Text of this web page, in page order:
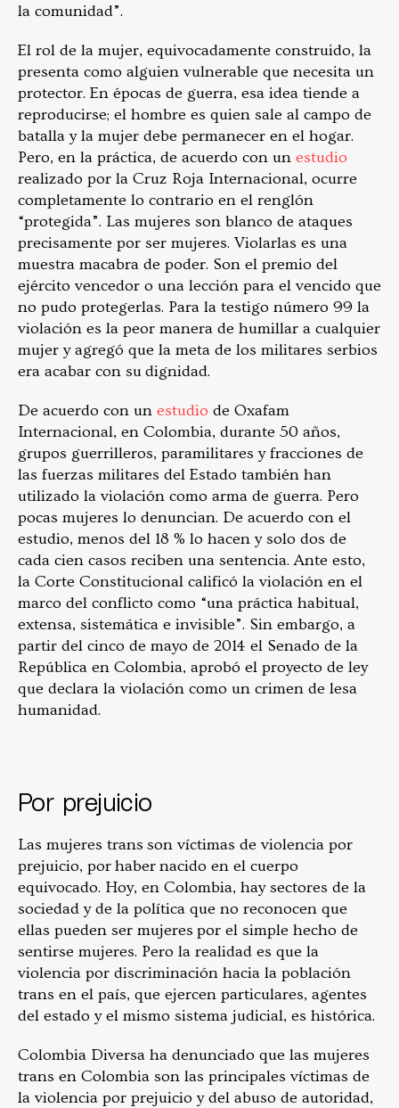
la comunidad”.
El rol de la mujer, equivocadamente construido, la
presenta como alguien vulnerable que necesita un
protector. En épocas de guerra, esa idea tiende a
reproducirse; el hombre es quien sale al campo de
batalla y la mujer debe permanecer en el hogar.
Pero, en la práctica, de acuerdo con un estudio
realizado por la Cruz Roja Internacional, ocurre
completamente lo contrario en el renglón
“protegida”. Las mujeres son blanco de ataques
precisamente por ser mujeres. Violarlas es una
muestra macabra de poder. Son el premio del
ejército vencedor o una lección para el vencido que
no pudo protegerlas. Para la testigo número 99 la
violación es la peor manera de humillar a cualquier
mujer y agregó que la meta de los militares serbios
era acabar con su dignidad.
De acuerdo con un estudio de Oxafam
Internacional, en Colombia, durante 50 años,
grupos guerrilleros, paramilitares y fracciones de
las fuerzas militares del Estado también han
utilizado la violación como arma de guerra. Pero
pocas mujeres lo denuncian. De acuerdo con el
estudio, menos del 18 % lo hacen y solo dos de
cada cien casos reciben una sentencia. Ante esto,
la Corte Constitucional calificó la violación en el
marco del conflicto como “una práctica habitual,
extensa, sistemática e invisible”. Sin embargo, a
partir del cinco de mayo de 2014 el Senado de la
República en Colombia, aprobó el proyecto de ley
que declara la violación como un crimen de lesa
humanidad.
Por prejuicio
Las mujeres trans son víctimas de violencia por
prejuicio, por haber nacido en el cuerpo
equivocado. Hoy, en Colombia, hay sectores de la
sociedad y de la política que no reconocen que
ellas pueden ser mujeres por el simple hecho de
sentirse mujeres. Pero la realidad es que la
violencia por discriminación hacia la población
trans en el país, que ejercen particulares, agentes
del estado y el mismo sistema judicial, es histórica.
Colombia Diversa ha denunciado que las mujeres
trans en Colombia son las principales víctimas de
la violencia por prejuicio y del abuso de autoridad,